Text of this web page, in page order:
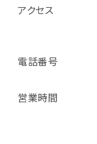
アクセス
電話番号
営業時間